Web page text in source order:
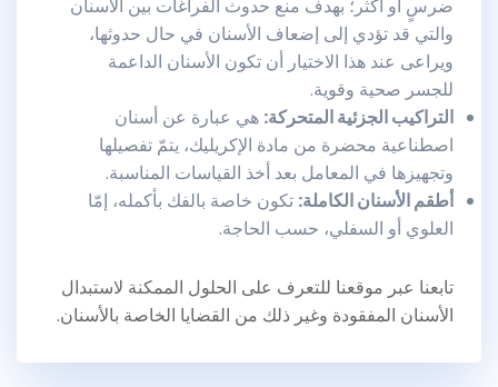
ضرسٍ أو أكثر؛ بهدف منع حدوث الفراغات بين الأسنان
والتي قد تؤدي إلى إضعاف الأسنان في حال حدوثها،
ويراعى عند هذا الاختيار أن تكون الأسنان الداعمة
للجسر صحية وقوية.
التراكيب الجزئية المتحركة: هي عبارة عن أسنان
اصطناعية محضرة من مادة الإكريليك، يتمّ تفصيلها
وتجهيزها في المعامل بعد أخذ القياسات المناسبة.
أطقم الأسنان الكاملة: تكون خاصة بالفك بأكمله، إمّا
العلوي أو السفلي، حسب الحاجة.
تابعنا عبر موقعنا للتعرف على الحلول الممكنة لاستبدال
الأسنان المفقودة وغير ذلك من القضايا الخاصة بالأسنان.